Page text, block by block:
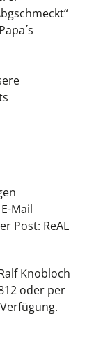
Mail
Post: ReAL
Knobloch
oder per